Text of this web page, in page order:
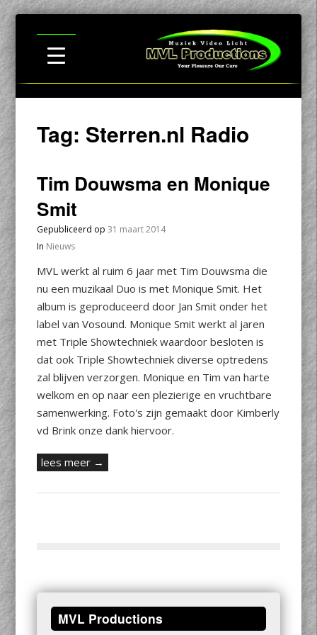
Tag: Sterren.nl Radio
Tim Douwsma en Monique
Smit
Gepubliceerd op31 maart 2014
In Nieuws
MVL werkt al ruim 6 jaar met Tim Douwsma die
nu een muzikaal Duo is met Monique Smit. Het
album is geproduceerd door Jan Smit onder het
label van Vosound. Monique Smit werkt al jaren
met Triple Showtechniek waardoor besloten is
dat ook Triple Showtechniek diverse optredens
zal blijven verzorgen. Monique en Tim van harte
welkom en op naar een plezierige en vruchtbare
samenwerking. Foto's zijn gemaakt door Kimberly
vd Brink onze dank hiervoor.
lees meer →
MVL Productions